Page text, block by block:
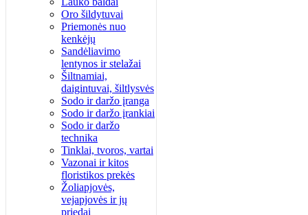
Oro šildytuvai
Priemonės nuo
kenkėjų
Sandėliavimo
lentynos ir stelažai
Šiltnamiai,
daigintuvai, šiltlysvės
Sodo ir daržo įranga
Sodo ir daržo įrankiai
Sodo ir daržo
technika
Tinklai, tvoros, vartai
Vazonai ir kitos
floristikos prekės
Žoliapjovės,
vejapjovės ir jų
priedai